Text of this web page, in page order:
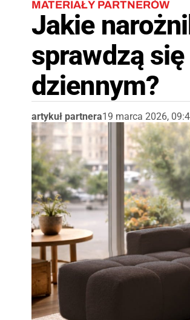
MATERIAŁY PARTNERÓW
Jakie
sprawdzą
dziennym?
artykuł partnera19 marca 2026,